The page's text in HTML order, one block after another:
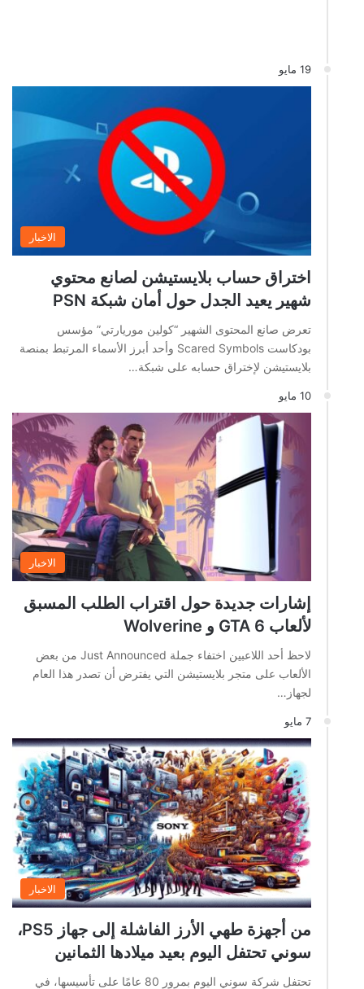
19 مايو
الاخبار
اختراق حساب بلايستيشن لصانع محتوي
شهير يعيد الجدل حول أمان شبكة PSN
تعرض صانع المحتوى الشهير “كولين موريارتي” مؤسس
بودكاست Scared Symbols وأحد أبرز الأسماء المرتبط بمنصة
بلايستيشن لإختراق حسابه على شبكة…
10 مايو
الاخبار
إشارات جديدة حول اقتراب الطلب المسبق
لألعاب GTA 6 و Wolverine
لاحظ أحد اللاعبين اختفاء جملة Just Announced من بعض
الألعاب على متجر بلايستيشن التي يفترض أن تصدر هذا العام
لجهاز…
7 مايو
الاخبار
من أجهزة طهي الأرز الفاشلة إلى جهاز PS5،
سوني تحتفل اليوم بعيد ميلادها الثمانين
تحتفل شركة سوني اليوم بمرور 80 عامًا على تأسيسها، في